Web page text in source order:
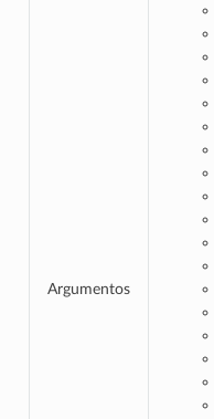
Argumentos